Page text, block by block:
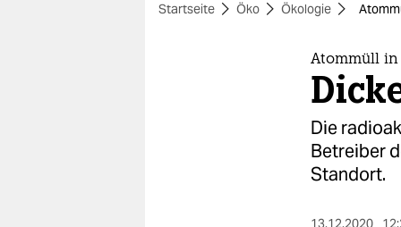
themen
Startseite Öko Ökologie
Atommüll in
Die
Betreiber
Standort.
13.12.2020